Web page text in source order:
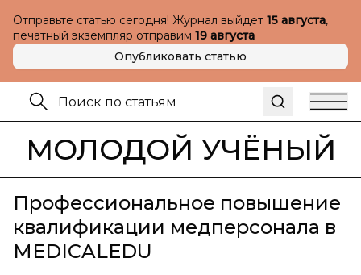
Отправьте статью сегодня! Журнал выйдет 15 августа,
печатный экземпляр отправим 19 августа
Опубликовать статью
МОЛОДОЙ УЧЁНЫЙ
Профессиональное повышение
квалификации медперсонала в
MEDICALEDU